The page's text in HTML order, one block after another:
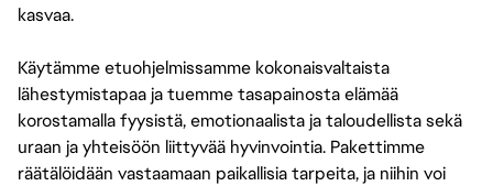
kasvaa.
Käytämme etuohjelmissamme kokonaisvaltaista
lähestymistapaa ja tuemme tasapainosta elämää
korostamalla fyysistä, emotionaalista ja taloudellista sekä
uraan ja yhteisöön liittyvää hyvinvointia. Pakettimme
räätälöidään vastaamaan paikallisia tarpeita, ja niihin voi